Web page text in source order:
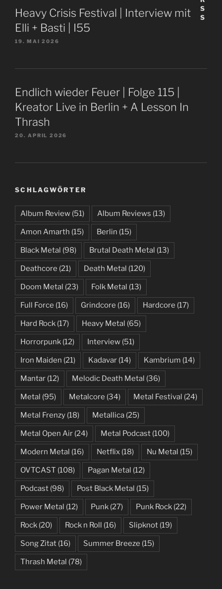
Heavy Crisis Festival | Interview mit
Elli + Basti | I55
19. MAI 2026
Endlich wieder Feuer | Folge 115 |
Kreator Live in Berlin + A Lesson In
Thrash
20. APRIL 2026
SCHLAGWÖRTER
Album Review (51) Album Reviews (13)
Amon Amarth (15) Berlin (15)
Black Metal (98) Brutal Death Metal (13)
Deathcore (21) Death Metal (120)
Doom Metal (23) Folk Metal (13)
Full Force (16) Grindcore (16) Hardcore (17)
Hard Rock (17) Heavy Metal (65)
Horrorpunk (12) Interview (51)
Iron Maiden (21) Kadavar (14) Kambrium (14)
Mantar (12) Melodic Death Metal (36)
Metal (95) Metalcore (34) Metal Festival (24)
Metal Frenzy (18) Metallica (25)
Metal Open Air (24) Metal Podcast (100)
Modern Metal (16) Netflix (18) Nu Metal (15)
OVTCAST (108) Pagan Metal (12)
Podcast (98) Post Black Metal (15)
Power Metal (12) Punk (27) Punk Rock (22)
Rock (20) Rock n Roll (16) Slipknot (19)
Song Zitat (16) Summer Breeze (15)
Thrash Metal (78)